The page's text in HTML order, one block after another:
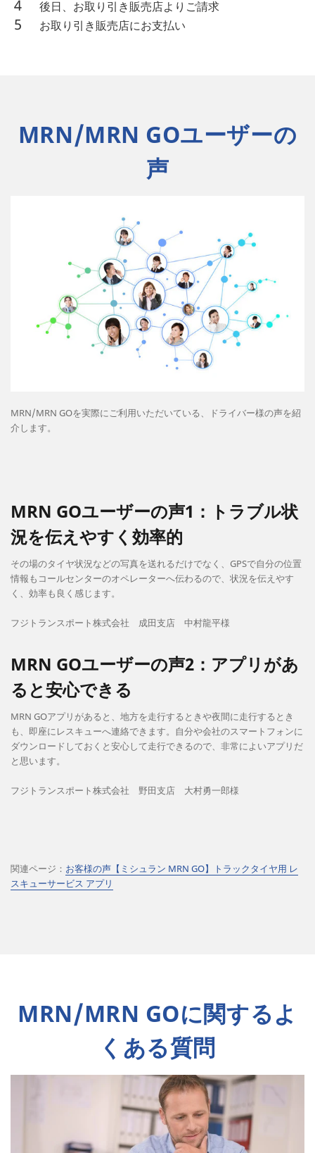
後日、お取り引き販売店よりご請求
お取り引き販売店にお支払い
MRN/MRN GOユーザーの
声
MRN/MRN GOを実際にご利用いただいている、ドライバー様の声を紹
介します。
MRN GOユーザーの声1：トラブル状
況を伝えやすく効率的
その場のタイヤ状況などの写真を送れるだけでなく、GPSで自分の位置
情報もコールセンターのオペレーターへ伝わるので、状況を伝えやす
く、効率も良く感じます。
フジトランスポート株式会社 成田支店 中村龍平様
MRN GOユーザーの声2：アプリがあ
ると安心できる
MRN GOアプリがあると、地方を走行するときや夜間に走行するとき
も、即座にレスキューへ連絡できます。自分や会社のスマートフォンに
ダウンロードしておくと安心して走行できるので、非常によいアプリだ
と思います。
フジトランスポート株式会社 野田支店 大村勇一郎様
関連ページ： お客様の声【ミシュラン MRN GO】トラックタイヤ用 レ
スキューサービス アプリ
MRN/MRN GOに関するよ
くある質問